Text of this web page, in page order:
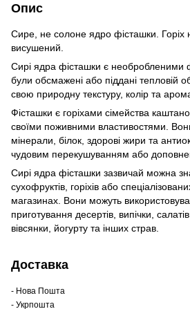
Опис
Сире, не солоне ядро фісташки. Горіх
висушений.
Сирі ядра фісташки є необробленими
були обсмажені або піддані тепловій
свою природну текстуру, колір та
Фісташки є горіхами сімейства
своїми поживними властивостями. Вони
мінерали, білок, здорові жири та
чудовим перекушуванням або
Сирі ядра фісташки зазвичай можна
сухофруктів, горіхів або
магазинах. Вони можуть
приготування десертів, випічки,
вівсянки, йогурту та інших страв.
Доставка
- Нова Пошта
- Укрпошта